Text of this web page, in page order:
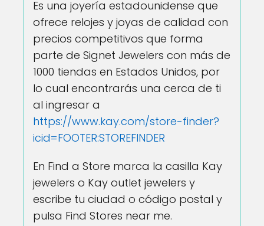
Es una joyería estadounidense que
ofrece relojes y joyas de calidad con
precios competitivos que forma
parte de Signet Jewelers con más de
1000 tiendas en Estados Unidos, por
lo cual encontrarás una cerca de ti
al ingresar a
https://www.kay.com/store-finder?
icid=FOOTER:STOREFINDER
En Find a Store marca la casilla Kay
jewelers o Kay outlet jewelers y
escribe tu ciudad o código postal y
pulsa Find Stores near me.